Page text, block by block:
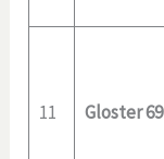
11 Gloster 69